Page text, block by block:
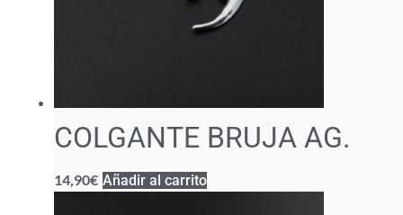
COLGANTE BRUJA AG.
14,90€ Añadir al carrito